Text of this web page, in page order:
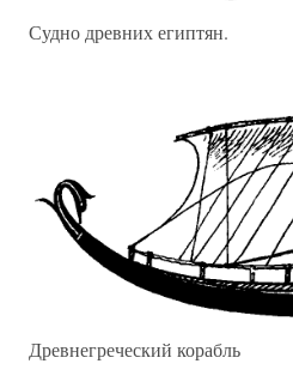
Судно древних египтян.
Древнегреческий корабль